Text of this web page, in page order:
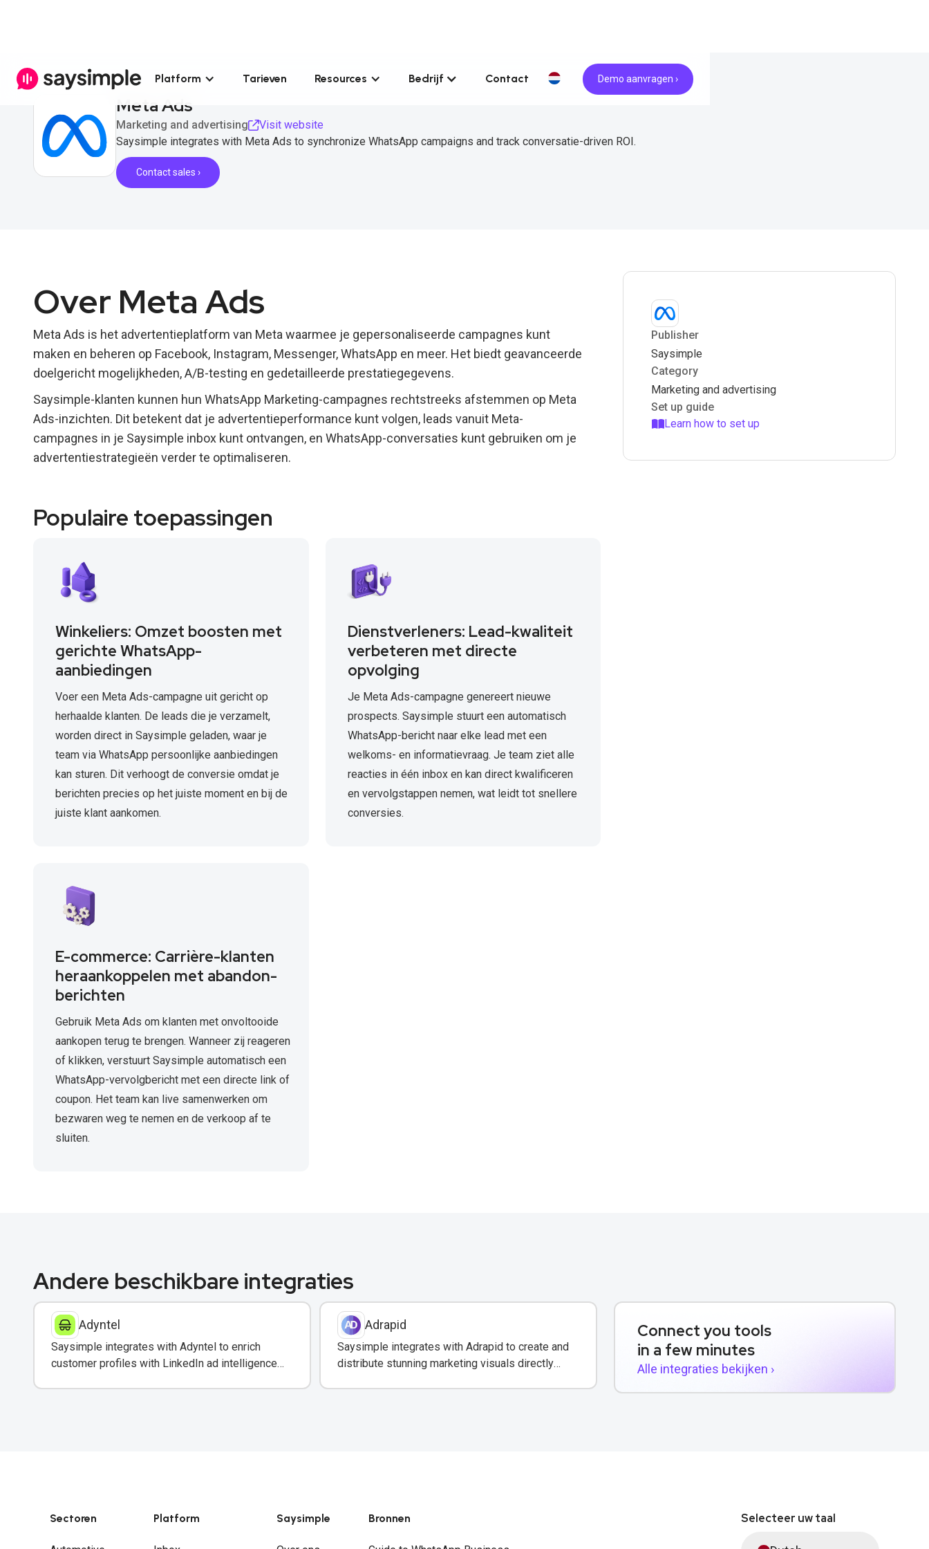
Platform Tarieven Resources Bedrijf Contact Demo aanvragen ›
Meta Ads
Marketing and advertising
Visit website
Saysimple integrates with Meta Ads to synchronize WhatsApp campaigns and track conversatie-driven ROI.
Contact sales ›
Over Meta Ads
Meta Ads is het advertentieplatform van Meta waarmee je gepersonaliseerde campagnes kunt
maken en beheren op Facebook, Instagram, Messenger, WhatsApp en meer. Het biedt geavanceerde
doelgericht mogelijkheden, A/B-testing en gedetailleerde prestatiegegevens.
Saysimple-klanten kunnen hun WhatsApp Marketing-campagnes rechtstreeks afstemmen op Meta
Ads-inzichten. Dit betekent dat je advertentieperformance kunt volgen, leads vanuit Meta-
campagnes in je Saysimple inbox kunt ontvangen, en WhatsApp-conversaties kunt gebruiken om je
advertentiestrategieën verder te optimaliseren.
Populaire toepassingen
Winkeliers: Omzet boosten met
gerichte WhatsApp-
aanbiedingen
Voer een Meta Ads-campagne uit gericht op
herhaalde klanten. De leads die je verzamelt,
worden direct in Saysimple geladen, waar je
team via WhatsApp persoonlijke aanbiedingen
kan sturen. Dit verhoogt de conversie omdat je
berichten precies op het juiste moment en bij de
juiste klant aankomen.
Dienstverleners: Lead-kwaliteit
verbeteren met directe
opvolging
Je Meta Ads-campagne genereert nieuwe
prospects. Saysimple stuurt een automatisch
WhatsApp-bericht naar elke lead met een
welkoms- en informatievraag. Je team ziet alle
reacties in één inbox en kan direct kwalificeren
en vervolgstappen nemen, wat leidt tot snellere
conversies.
E-commerce: Carrière-klanten
heraankoppelen met abandon-
berichten
Gebruik Meta Ads om klanten met onvoltooide
aankopen terug te brengen. Wanneer zij reageren
of klikken, verstuurt Saysimple automatisch een
WhatsApp-vervolgbericht met een directe link of
coupon. Het team kan live samenwerken om
bezwaren weg te nemen en de verkoop af te
sluiten.
Publisher
Saysimple
Category
Marketing and advertising
Set up guide
Learn how to set up
Andere beschikbare integraties
Adyntel
Saysimple integrates with Adyntel to enrich
customer profiles with LinkedIn ad intelligence
Adrapid
Saysimple integrates with Adrapid to create and
distribute stunning marketing visuals directly
Connect you tools
in a few minutes
Alle integraties bekijken ›
Sectoren Platform Saysimple Bronnen Selecteer uw taal